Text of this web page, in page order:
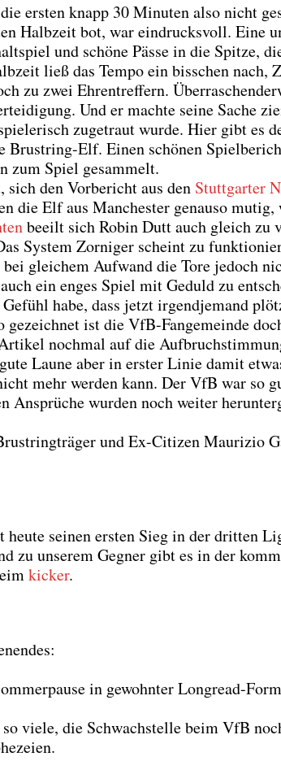
ers­ten knapp 30 Minu­ten also nicht
Halb­zeit bot, war ein­drucks­voll. Eine
und schö­ne Päs­se in die Spit­ze,
ließ das Tem­po ein biss­chen nach,
zu zwei Ehren­tref­fern.
Und er mach­te sei­ne Sache
zuge­traut wur­de. Hier gibt es
Brust­ring-Elf. Einen schö­nen
zum Spiel gesam­melt.
sich den Vor­be­richt aus den Stutt­gar­ter
die Elf aus Man­ches­ter genau­so
beeilt sich Robin Dutt auch gleich zu
Sys­tem Zor­ni­ger scheint zu
glei­chem Auf­wand die Tore jedoch
ein enges Spiel mit Geduld zu
habe, dass jetzt irgend­je­mand
ist die VfB-Fan­ge­mein­de
noch­mal auf die
Lau­ne aber in ers­ter Linie damit
mehr wer­den kann. Der VfB war so
Ansprü­che wur­den noch wei­ter
und Ex-Citi­zen Mau­ri­zio
sei­nen ers­ten Sieg in der drit­ten
zu unse­rem Geg­ner gibt es in der
kicker.
in gewohn­ter Longread-
vie­le, die Schwach­stel­le beim VfB